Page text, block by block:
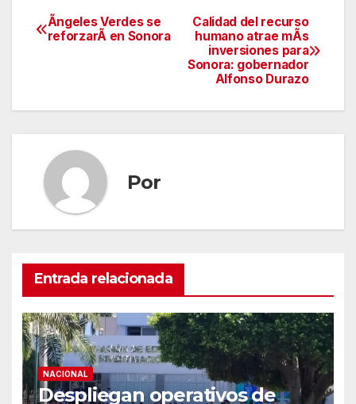
Navegación
Calidad del recurso
humano atrae mÃs
inversiones para
Sonora: gobernador
Alfonso Durazo
Ãngeles Verdes se
reforzarÃ en Sonora
Por
Entrada relacionada
NACIONAL
Despliegan operativos de